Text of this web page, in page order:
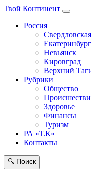
Твой Континент
Россия
Екатеринбург
Невьянск
Кировград
Верхний
Рубрики
Общество
Здоровье
Финансы
Туризм
РА «Т.К»
Контакты
🔍 Поиск